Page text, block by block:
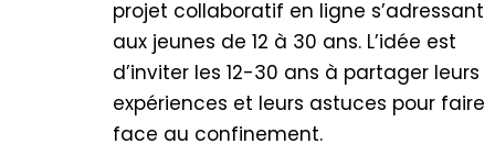
projet collaboratif en ligne s’adressant
aux jeunes de 12 à 30 ans. L’idée est
d’inviter les 12-30 ans à partager leurs
expériences et leurs astuces pour faire
face au confinement.